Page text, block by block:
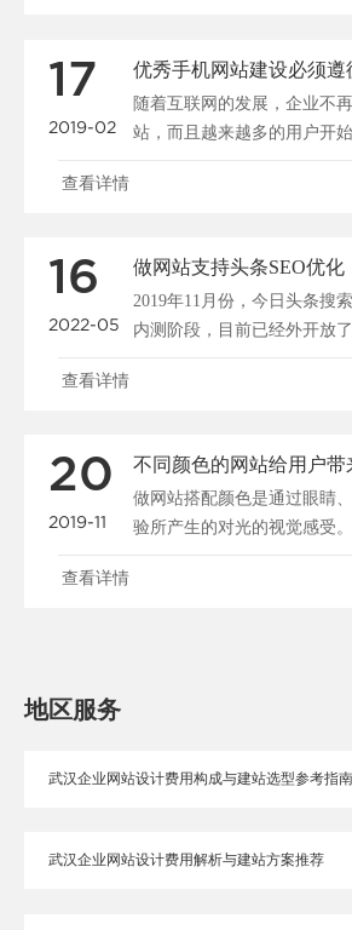
17
2019-02
优秀手机网站建设必须遵
随着互联网的发展，企业不
站，而且越来越多的用户开
和搜索，所以说......
查看详情
16
2022-05
2019年11月份，今日头条搜
内测阶段，目前已经外开放
站点管理、......
查看详情
20
2019-11
不同颜色的网站给用户带
做网站搭配颜色是通过眼睛
验所产生的对光的视觉感受
色和人的情绪是密......
查看详情
地区服务
武汉企业网站设计费用构成与建站选型参考指南
武汉企业网站设计费用解析与建站方案推荐